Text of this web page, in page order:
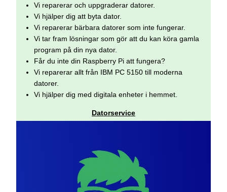
Vi reparerar och uppgraderar datorer.
Vi hjälper dig att byta dator.
Vi reparerar bärbara datorer som inte fungerar.
Vi tar fram lösningar som gör att du kan köra gamla
program på din nya dator.
Får du inte din Raspberry Pi att fungera?
Vi reparerar allt från IBM PC 5150 till moderna
datorer.
Vi hjälper dig med digitala enheter i hemmet.
Datorservice